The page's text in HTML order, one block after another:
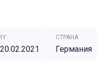
СТРАНА
Германия